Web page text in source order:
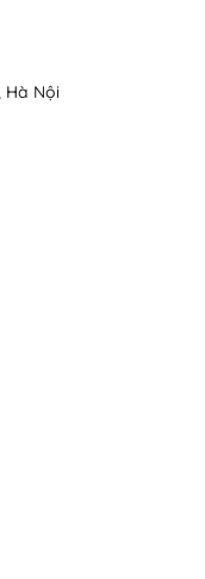
mốc, rất nhẹ, dễ
Hà Nội